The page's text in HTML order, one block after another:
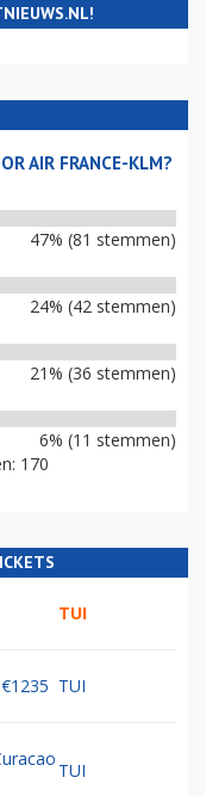
AIR FRANCE-KLM?
47% (81 stemmen)
24% (42 stemmen)
21% (36 stemmen)
6% (11 stemmen)
170
TUI
TUI
TUI